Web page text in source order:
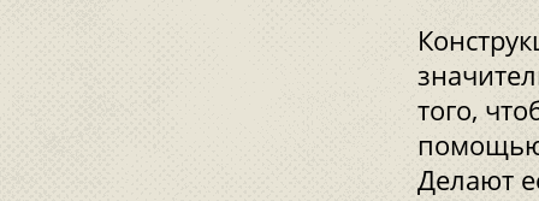
того,
помощью
Делают